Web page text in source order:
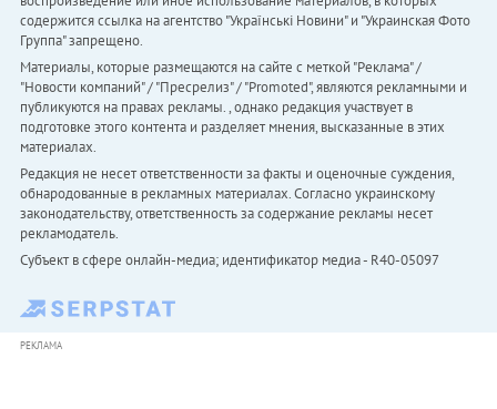
содержится ссылка на агентство "Українськi Новини" и "Украинская Фото
Группа" запрещено.
Материалы, которые размещаются на сайте с меткой "Реклама" /
"Новости компаний" / "Пресрелиз" / "Promoted", являются рекламными и
публикуются на правах рекламы. , однако редакция участвует в
подготовке этого контента и разделяет мнения, высказанные в этих
материалах.
Редакция не несет ответственности за факты и оценочные суждения,
обнародованные в рекламных материалах. Согласно украинскому
законодательству, ответственность за содержание рекламы несет
рекламодатель.
Субъект в сфере онлайн-медиа; идентификатор медиа - R40-05097
РЕКЛАМА